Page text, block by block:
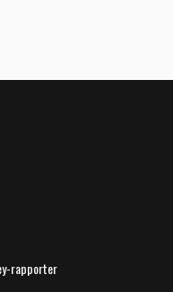
rapporter